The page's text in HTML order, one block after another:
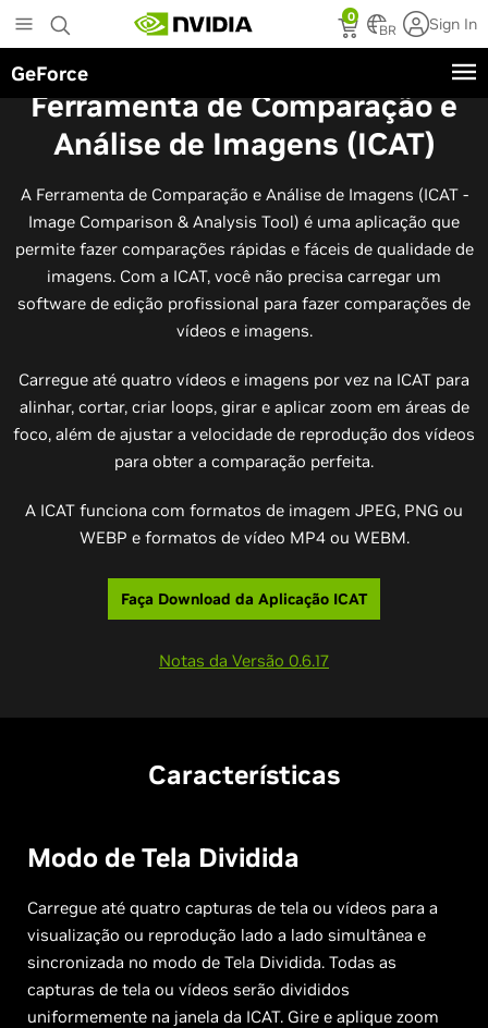
to
main
content
0
BR Sign In
GeForce
Ferramenta de Comparação e
Análise de Imagens (ICAT)
A Ferramenta de Comparação e Análise de Imagens (ICAT -
Image Comparison & Analysis Tool) é uma aplicação que
permite fazer comparações rápidas e fáceis de qualidade de
imagens. Com a ICAT, você não precisa carregar um
software de edição profissional para fazer comparações de
vídeos e imagens.
Carregue até quatro vídeos e imagens por vez na ICAT para
alinhar, cortar, criar loops, girar e aplicar zoom em áreas de
foco, além de ajustar a velocidade de reprodução dos vídeos
para obter a comparação perfeita.
A ICAT funciona com formatos de imagem JPEG, PNG ou
WEBP e formatos de vídeo MP4 ou WEBM.
Faça Download da Aplicação ICAT
Notas da Versão 0.6.17
Características
Modo de Tela Dividida
Carregue até quatro capturas de tela ou vídeos para a
visualização ou reprodução lado a lado simultânea e
sincronizada no modo de Tela Dividida. Todas as
capturas de tela ou vídeos serão divididos
uniformemente na janela da ICAT. Gire e aplique zoom